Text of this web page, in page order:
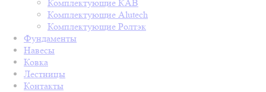
Комплектующие КАВ
Комплектующие Alutech
Комплектующие Ролтэк
Фундаменты
Навесы
Ковка
Лестницы
Контакты